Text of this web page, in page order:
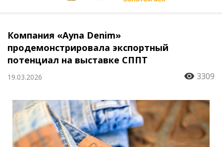
Компания «Ayna Denim»
продемонстрировала экспортный
потенциал на выставке СППТ
19.03.2026 3309